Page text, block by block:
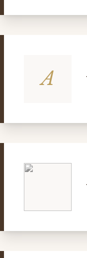
A